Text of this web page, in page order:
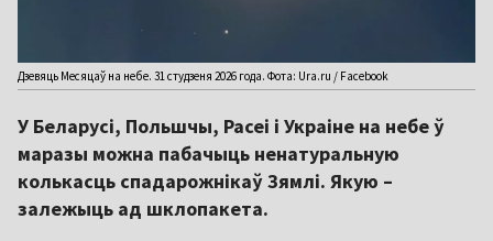
Дзевяць Месяцаў на небе. 31 студзеня 2026 года. Фота: Ura.ru / Facebook
У Беларусі, Польшчы, Расеі і Украіне на небе ў
маразы можна пабачыць ненатуральную
колькасць спадарожнікаў Зямлі. Якую –
залежыць ад шклопакета.